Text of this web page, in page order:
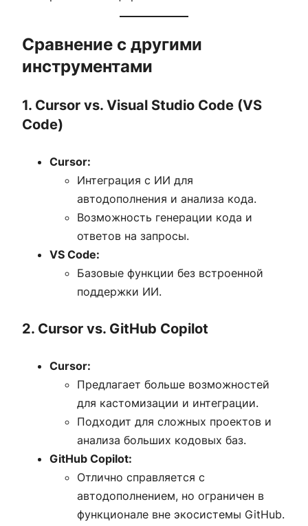
Сравнение с другими
инструментами
1. Cursor vs. Visual Studio Code (VS
Code)
Cursor:
Интеграция с ИИ для
автодополнения и анализа кода.
Возможность генерации кода и
ответов на запросы.
VS Code:
Базовые функции без встроенной
поддержки ИИ.
2. Cursor vs. GitHub Copilot
Cursor:
Предлагает больше возможностей
для кастомизации и интеграции.
Подходит для сложных проектов и
анализа больших кодовых баз.
GitHub Copilot:
Отлично справляется с
автодополнением, но ограничен в
функционале вне экосистемы GitHub.